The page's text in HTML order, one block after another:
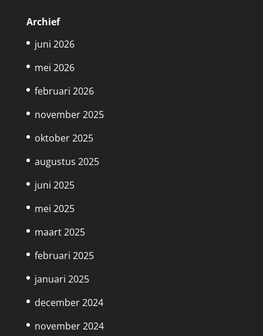
Archief
juni 2026
mei 2026
februari 2026
november 2025
oktober 2025
augustus 2025
juni 2025
mei 2025
maart 2025
februari 2025
januari 2025
december 2024
november 2024